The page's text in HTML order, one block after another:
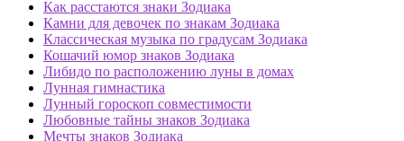
Как расстаются знаки Зодиака
Камни для девочек по знакам Зодиака
Классическая музыка по градусам Зодиака
Кошачий юмор знаков Зодиака
Либидо по расположению луны в домах
Лунная гимнастика
Лунный гороскоп совместимости
Любовные тайны знаков Зодиака
Мечты знаков Зодиака